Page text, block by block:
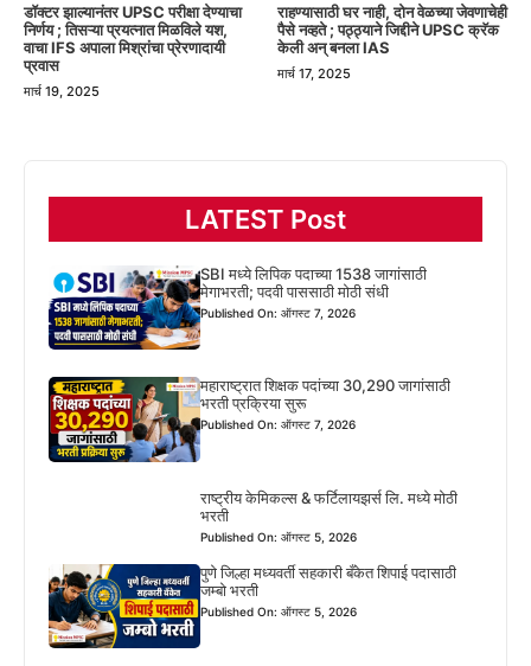
डॉक्टर झाल्यानंतर UPSC परीक्षा देण्याचा
निर्णय ; तिसऱ्या प्रयत्नात मिळविले यश,
वाचा IFS अपाला मिश्रांचा प्रेरणादायी
प्रवास
मार्च 19, 2025
राहण्यासाठी घर नाही, दोन वेळच्या जेवणाचेही
पैसे नव्हते ; पठ्ठ्याने जिद्दीने UPSC क्रॅक
केली अन् बनला IAS
मार्च 17, 2025
LATEST Post
SBI मध्ये लिपिक पदाच्या 1538 जागांसाठी
मेगाभरती; पदवी पाससाठी मोठी संधी
Published On: ऑगस्ट 7, 2026
महाराष्ट्रात शिक्षक पदांच्या 30,290 जागांसाठी
भरती प्रक्रिया सुरू
Published On: ऑगस्ट 7, 2026
राष्ट्रीय केमिकल्स & फर्टिलायझर्स लि. मध्ये मोठी
भरती
Published On: ऑगस्ट 5, 2026
पुणे जिल्हा मध्यवर्ती सहकारी बँकेत शिपाई पदासाठी
जम्बो भरती
Published On: ऑगस्ट 5, 2026